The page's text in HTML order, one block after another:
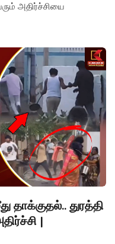
அதிர்ச்சியை
தாக்குதல்.. துரத்தி
|